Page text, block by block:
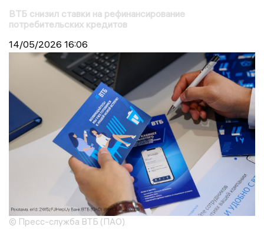
ВТБ снизил ставки на рефинансирование
потребительских кредитов
14/05/2026 16:06
© Пресс-служба ВТБ (ПАО)